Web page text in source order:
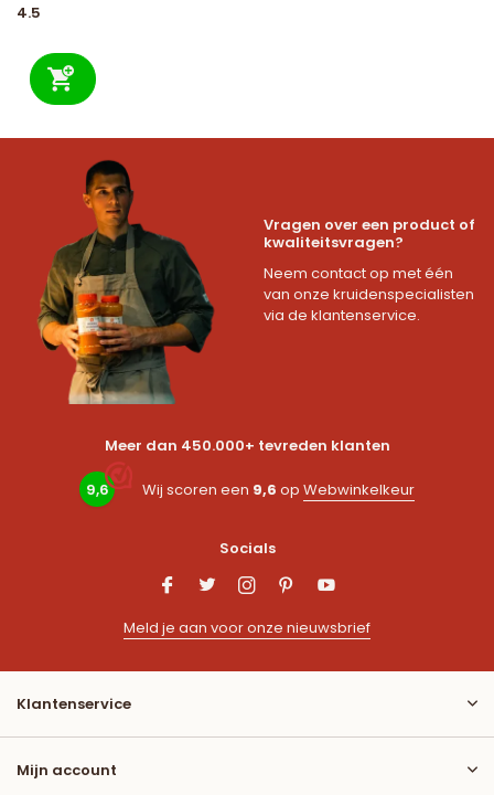
4.5
Vragen over een product of
kwaliteitsvragen?
Neem contact op met één
van onze kruidenspecialisten
via de klantenservice.
Meer dan 450.000+ tevreden klanten
9,6 Wij scoren een 9,6 op Webwinkelkeur
Socials
Meld je aan voor onze nieuwsbrief
Klantenservice
Mijn account